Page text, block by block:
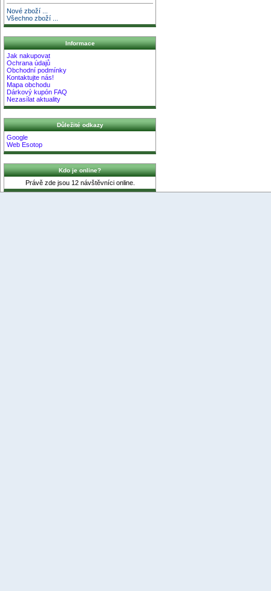
Nové zboží ...
Všechno zboží ...
Informace
Jak nakupovat
Ochrana údajů
Obchodní podmínky
Kontaktujte nás!
Mapa obchodu
Dárkový kupón FAQ
Nezasílat aktuality
Důležité odkazy
Google
Web Esotop
Kdo je online?
Právě zde jsou 12 návštěvníci online.